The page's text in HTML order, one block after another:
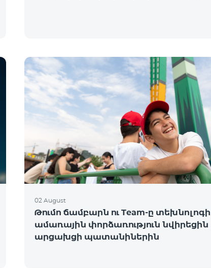
02 August
Թումո ճամբարն ու Team-ը
ամառային փորձառություն նվիրեցին
արցախցի պատանիներին